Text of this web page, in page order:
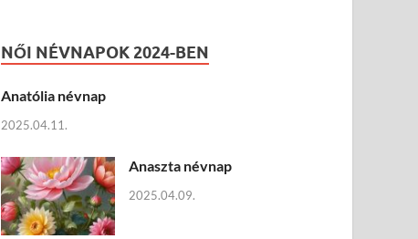
NŐI NÉVNAPOK 2024-BEN
Anatólia névnap
2025.04.11.
Anaszta névnap
2025.04.09.